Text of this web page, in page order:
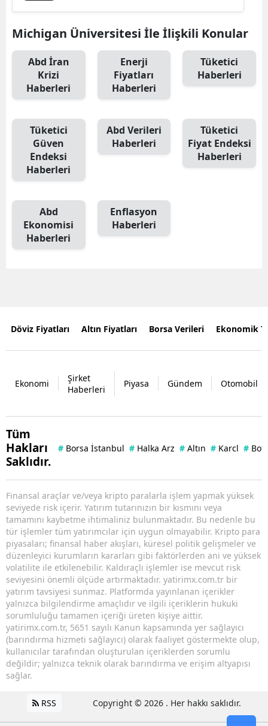
Michigan Üniversitesi İle İlişkili Konular
Abd İran
Krizi
Haberleri
Enerji
Fiyatları
Haberleri
Tüketici
Haberleri
Tüketici
Güven
Endeksi
Haberleri
Abd Verileri
Haberleri
Tüketici
Fiyat Endeksi
Haberleri
Abd
Ekonomisi
Haberleri
Enflasyon
Haberleri
Döviz Fiyatları Altın Fiyatları Borsa Verileri Ekonomik
Ekonomi
Şirket
Haberleri
Piyasa Gündem Otomobil
Tüm
Hakları
Saklıdır.
# Borsa İstanbul # Halka Arz # Altın # Karcl #
Finansal araçlar ve/veya kripto paralarla işlem yapmak yüksek
seviyede risk içerir. Yatırım tutarınızın bir kısmını veya
tamamını kaybetme ihtimaliniz bulunmaktadır. Bu nedenle bu
tür işlemler tüm yatırımcılar için uygun olmayabilir. Kripto para
piyasaları; finansal haber akışları, küresel politik gelişmeler ve
düzenleyici kurumların kararları gibi faktörlerden ani ve yüksek
volatilite ile etkilenebilir. Kaldıraçlı işlemler ise mevcut risk
seviyesini önemli ölçüde artırmaktadır. yatirimx.com.tr bir
yatırım tavsiyesi sunmaz. Platformda yayınlanan içerikler
yalnızca bilgilendirme amaçlıdır ve ilgili içeriklerin hukuki
sorumluluğu tamamen içeriği üreten kişiye aittir.
yatirimx.com.tr, 5651 sayılı Kanun kapsamında yer sağlayıcı
(barındırma hizmeti sağlayıcı) olarak faaliyet göstermekte olup,
kullanıcılar tarafından oluşturulan içeriklerden sorumlu
değildir; yalnızca teknik olarak barındırma ve erişim altyapısı
sağlar.
RSS Copyright © 2026 . Her hakkı saklıdır.